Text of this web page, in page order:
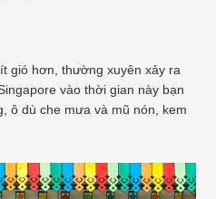
gió hơn, thường xuyên xảy ra
vào thời gian này bạn
ô dù che mưa và mũ nón, kem